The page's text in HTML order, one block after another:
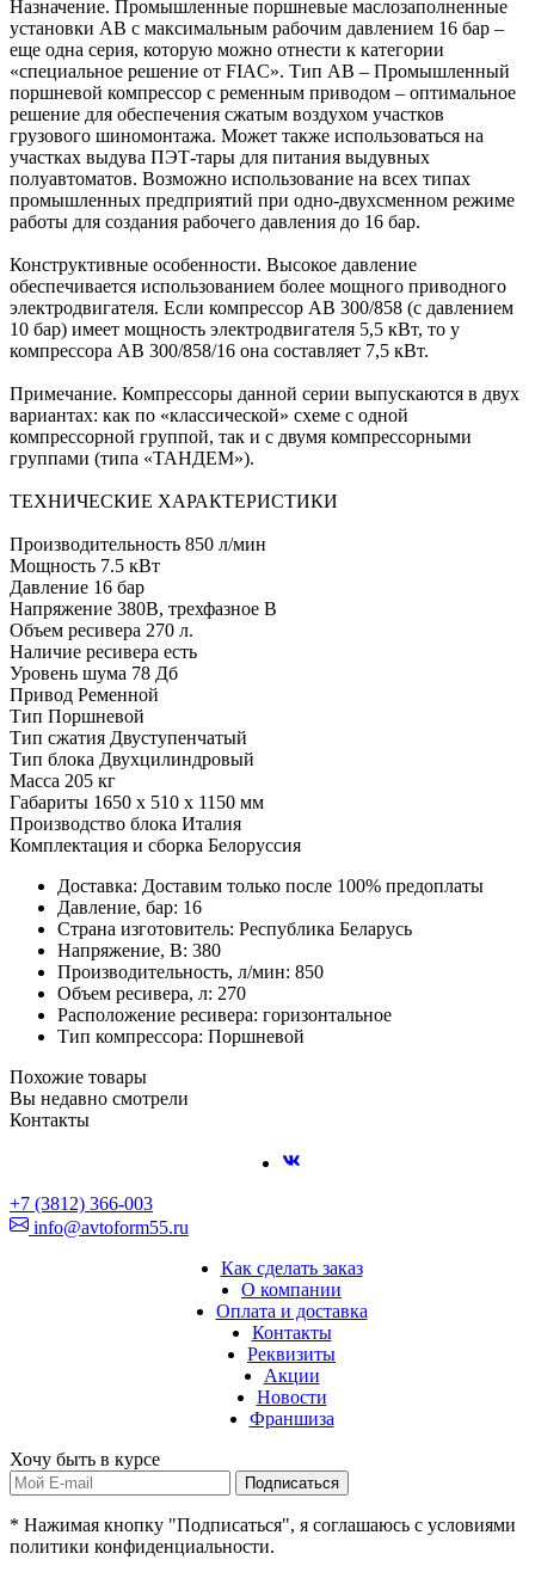
Назначение. Промышленные поршневые маслозаполненные
установки АВ с максимальным рабочим давлением 16 бар –
еще одна серия, которую можно отнести к категории
«специальное решение от FIAC». Тип АВ – Промышленный
поршневой компрессор с ременным приводом – оптимальное
решение для обеспечения сжатым воздухом участков
грузового шиномонтажа. Может также использоваться на
участках выдува ПЭТ-тары для питания выдувных
полуавтоматов. Возможно использование на всех типах
промышленных предприятий при одно-двухсменном режиме
работы для создания рабочего давления до 16 бар.
Конструктивные особенности. Высокое давление
обеспечивается использованием более мощного приводного
электродвигателя. Если компрессор АВ 300/858 (с давлением
10 бар) имеет мощность электродвигателя 5,5 кВт, то у
компрессора АВ 300/858/16 она составляет 7,5 кВт.
Примечание. Компрессоры данной серии выпускаются в двух
вариантах: как по «классической» схеме с одной
компрессорной группой, так и с двумя компрессорными
группами (типа «ТАНДЕМ»).
ТЕХНИЧЕСКИЕ ХАРАКТЕРИСТИКИ
Производительность 850 л/мин
Мощность 7.5 кВт
Давление 16 бар
Напряжение 380В, трехфазное В
Объем ресивера 270 л.
Наличие ресивера есть
Уровень шума 78 Дб
Привод Ременной
Тип Поршневой
Тип сжатия Двуступенчатый
Тип блока Двухцилиндровый
Масса 205 кг
Габариты 1650 x 510 x 1150 мм
Производство блока Италия
Комплектация и сборка Белоруссия
Доставка: Доставим только после 100% предоплаты
Давление, бар: 16
Страна изготовитель: Республика Беларусь
Напряжение, В: 380
Производительность, л/мин: 850
Объем ресивера, л: 270
Расположение ресивера: горизонтальное
Тип компрессора: Поршневой
Похожие товары
Вы недавно смотрели
Контакты
+7 (3812) 366-003
info@avtoform55.ru
Как сделать заказ
О компании
Оплата и доставка
Контакты
Реквизиты
Акции
Новости
Франшиза
Хочу быть в курсе
Подписаться
* Нажимая кнопку "Подписаться", я соглашаюсь с условиями
политики конфиденциальности.